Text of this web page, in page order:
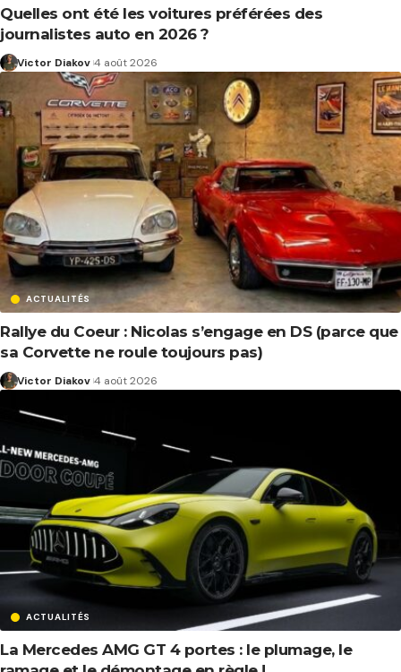
Quelles ont été les voitures préférées des
journalistes auto en 2026 ?
Victor Diakov 4 août 2026
ACTUALITÉS
Rallye du Coeur : Nicolas s’engage en DS (parce que
sa Corvette ne roule toujours pas)
Victor Diakov 4 août 2026
ACTUALITÉS
La Mercedes AMG GT 4 portes : le plumage, le